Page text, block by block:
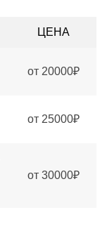
ЦЕНА
от 20000₽
от 25000₽
от 30000₽